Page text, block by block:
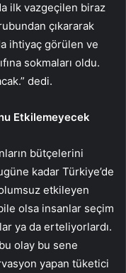
ilk vazgeçilen biraz
çıkararak
ihtiyaç görülen ve
sokmaları oldu.
dedi.
Etkilemeyecek
bütçelerini
kadar Türkiye’de
etkileyen
olsa insanlar seçim
ya da erteliyorlardı.
olay bu sene
yapan tüketici